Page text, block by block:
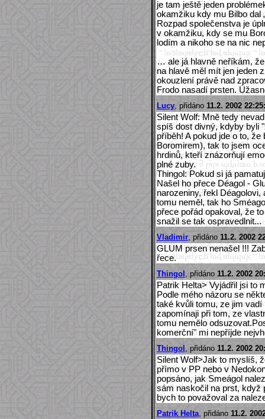
je tam ještě jeden
okamžiku kdy mu Bilbo dal
Rozpad společenstva je
v okamžiku, kdy se mu
lodím a nikoho se na nic
… ale já hlavně neříkám,
na hlavě měl mít jen jeden
okouzlení právě nad
Frodo nasadí prsten.
Lucy , přidáno 11.2. 2002
Silent Wolf: Mně tedy
spíš dost divný, kdyby byli
příběh! A pokud jde o to,
Boromirem), tak to jsem
hrdinů, kteří znázorňují
plné zuby.
Thingol: Pokud si já
Našel ho přece Déagol -
narozeniny, řekl
tomu neměl, tak ho
přece pořád opakoval, že
snažil se tak ospravedlnit...
Vladimir , přidáno 11.2. 2002
GLUM prsen nenašel !!!
řece.
Thingol , přidáno 11.2. 2002
Patrik Helta> Vyjádřil jsi to
Podle mého názoru se
také kvůli tomu, ze jim
zapomínaji při tom, ze
tomu nemělo
komerční" mi nepříjde
Thingol , přidáno 11.2. 2002
Silent Wolf>Jak to myslíš,
přímo v PP nebo v
popsáno, jak Smeágol
sám naskočil na prst, když
bych to považoval za
Patrik Helta , přidáno 11.2.